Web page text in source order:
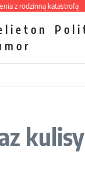
rodzinną katastrofą